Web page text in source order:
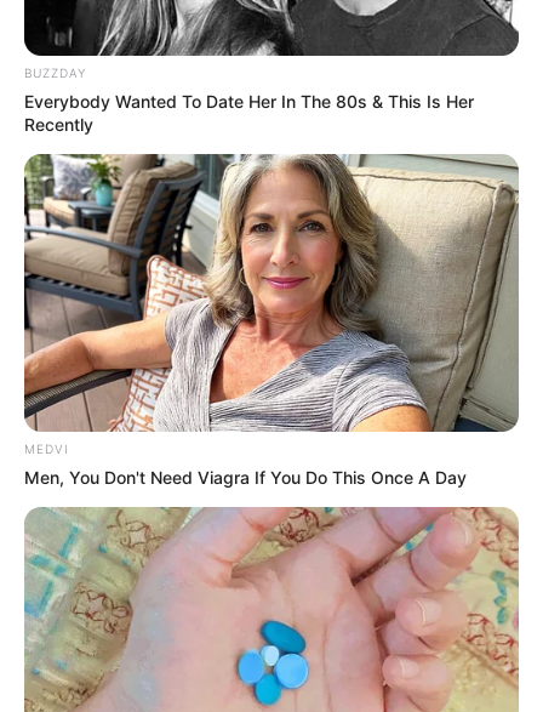
BRAINBERRIES
The World Cup 2026 Facts Fans Can't Stop Talking
About
BRAINBERRIES
BUZZDAY
Everybody Wanted To Date Her In The 80s & This Is Her
Recently
MEDVI
Men, You Don't Need Viagra If You Do This Once A Day